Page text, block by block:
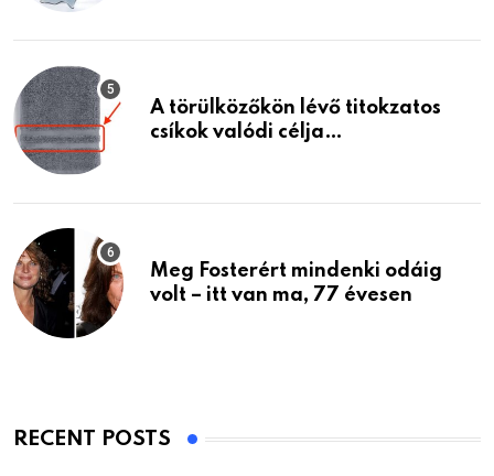
A törülközőkön lévő titokzatos
csíkok valódi célja…
Meg Fosterért mindenki odáig
volt – itt van ma, 77 évesen
RECENT POSTS